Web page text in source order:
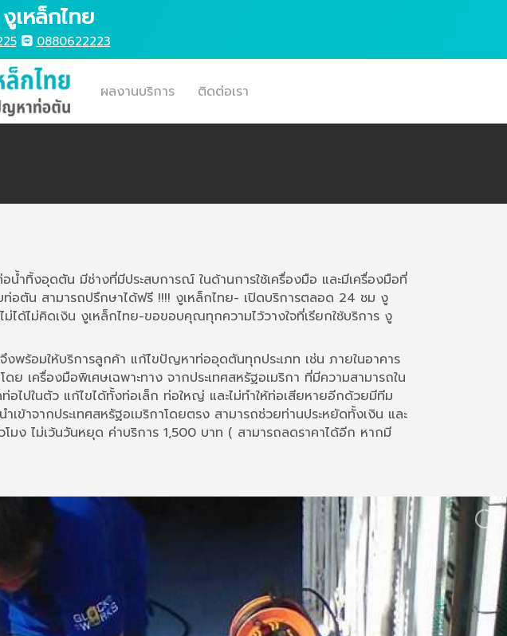
เหล็กไทย
0880622223
ผลงานบริการ ติดต่อเรา
ำทิ้งอุดตัน มีช่างที่มีประสบการณ์ ในด้านการใช้เครื่องมือ และมีเครื่องมือที่
ตัน สามารถปรึกษาได้ฟรี !!!! งูเหล็กไทย- เปิดบริการตลอด 24 ชม งู
ด้ไม่คิดเงิน งูเหล็กไทย-ขอขอบคุณทุกความไว้วางใจที่เรียกใช้บริการ งู
พร้อมให้บริการลูกค้า แก้ไขปัญหาท่ออุดตันทุกประเภท เช่น ภายในอาคาร
เครื่องมือพิเศษเฉพาะทาง จากประเทศสหรัฐอเมริกา ที่มีความสามารถใน
ไปในตัว แก้ไขได้ทั้งท่อเล็ก ท่อใหญ่ และไม่ทำให้ท่อเสียหายอีกด้วยมีทีม
จากประเทศสหรัฐอเมริกาโดยตรง สามารถช่วยท่านประหยัดทั้งเงิน และ
มง ไม่เว้นวันหยุด ค่าบริการ 1,500 บาท ( สามารถลดราคาได้อีก หากมี